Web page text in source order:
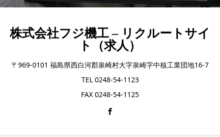
株式会社フジ機工 – リクルートサイ
ト（求人）
〒969-0101 福島県西白河郡泉崎村大字泉崎字中核工業団地16-7
TEL 0248-54-1123
FAX 0248-54-1125